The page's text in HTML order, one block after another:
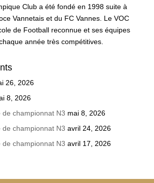
Club a été fondé en 1998 suite à
Vannetais et du FC Vannes. Le VOC
de Football reconnue et ses équipes
année très compétitives.
26, 2026
8, 2026
championnat N3 mai 8, 2026
championnat N3 avril 24, 2026
championnat N3 avril 17, 2026